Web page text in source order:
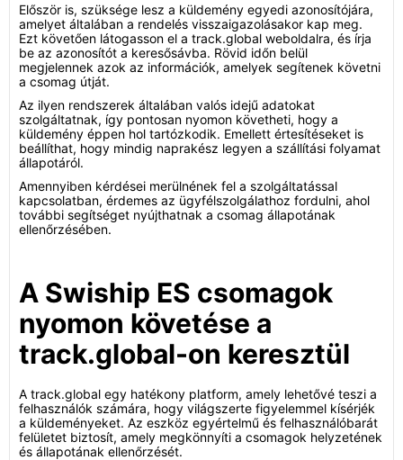
Először is, szüksége lesz a küldemény egyedi azonosítójára,
amelyet általában a rendelés visszaigazolásakor kap meg.
Ezt követően látogasson el a track.global weboldalra, és írja
be az azonosítót a keresősávba. Rövid időn belül
megjelennek azok az információk, amelyek segítenek követni
a csomag útját.
Az ilyen rendszerek általában valós idejű adatokat
szolgáltatnak, így pontosan nyomon követheti, hogy a
küldemény éppen hol tartózkodik. Emellett értesítéseket is
beállíthat, hogy mindig naprakész legyen a szállítási folyamat
állapotáról.
Amennyiben kérdései merülnének fel a szolgáltatással
kapcsolatban, érdemes az ügyfélszolgálathoz fordulni, ahol
további segítséget nyújthatnak a csomag állapotának
ellenőrzésében.
A Swiship ES csomagok
nyomon követése a
track.global-on keresztül
A track.global egy hatékony platform, amely lehetővé teszi a
felhasználók számára, hogy világszerte figyelemmel kísérjék
a küldeményeket. Az eszköz egyértelmű és felhasználóbarát
felületet biztosít, amely megkönnyíti a csomagok helyzetének
és állapotának ellenőrzését.